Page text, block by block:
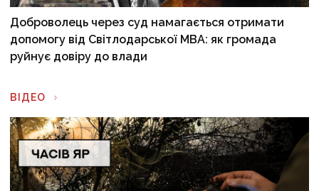
Доброволець через суд намагається отримати
допомогу від Світлодарської МВА: як громада
руйнує довіру до влади
ВІДЕО